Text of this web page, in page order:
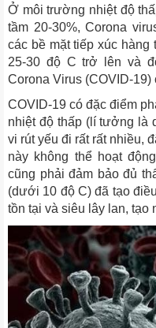
Ở môi trường nhiệt độ
tầm 20-30%, Corona
các bề mặt tiếp xúc
25-30 độ C trở lên và
Corona Virus (COVID-
COVID-19 có đặc điểm
nhiệt độ thấp (lí tưởng là
vi rút yếu đi rất rất nhiều,
này không thể hoạt
cũng phải đảm bảo đủ
(dưới 10 độ C) đã tạo
tồn tại và siêu lây lan, tạo